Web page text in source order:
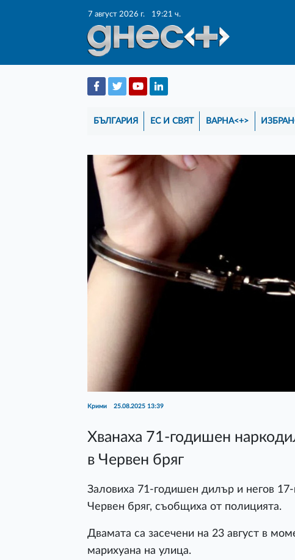
7 август 2026 г. 19:21 ч.
БЪЛГАРИЯ ЕС И СВЯТ ВАРНА<+>
Крими 25.08.2025 13:39
Хванаха 71-годишен
в Червен бряг
Заловиха 71-годишен дилър и негов
Червен бряг, съобщиха от полицията.
Двамата са засечени на 23 август в
марихуана на улица.